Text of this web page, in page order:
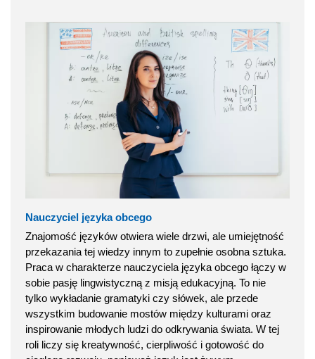
Nauczyciel języka obcego
Znajomość języków otwiera wiele drzwi, ale umiejętność
przekazania tej wiedzy innym to zupełnie osobna sztuka.
Praca w charakterze nauczyciela języka obcego łączy w
sobie pasję lingwistyczną z misją edukacyjną. To nie
tylko wykładanie gramatyki czy słówek, ale przede
wszystkim budowanie mostów między kulturami oraz
inspirowanie młodych ludzi do odkrywania świata. W tej
roli liczy się kreatywność, cierpliwość i gotowość do